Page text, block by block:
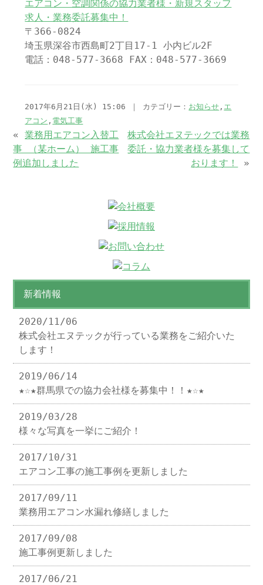
エアコン・空調関係の協力業者様・新規スタッフ
求人・業務委託募集中！
〒366-0824
埼玉県深谷市西島町2丁目17-1 小内ビル2F
電話：048-577-3668 FAX：048-577-3669
2017年6月21日(水) 15:06 ｜ カテゴリー： お知らせ , エ
アコン , 電気工事
«業務用エアコン入替工
事 （某ホーム） 施工事
例追加しました
株式会社エヌテックでは業務
委託・協力業者様を募集して
おります！
»
新着情報
2020/11/06
株式会社エヌテックが行っている業務をご紹介いた
します！
2019/06/14
★☆★群馬県での協力会社様を募集中！！★☆★
2019/03/28
様々な写真を一挙にご紹介！
2017/10/31
エアコン工事の施工事例を更新しました
2017/09/11
業務用エアコン水漏れ修繕しました
2017/09/08
施工事例更新しました
2017/06/21